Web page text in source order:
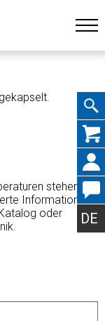
DE
stehen
Informationen
oder